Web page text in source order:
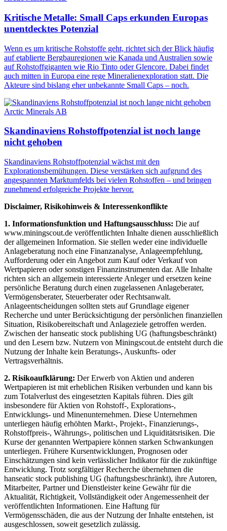
Kritische Metalle: Small Caps erkunden Europas
unentdecktes Potenzial
Wenn es um kritische Rohstoffe geht, richtet sich der Blick häufig
auf etablierte Bergbauregionen wie Kanada und Australien sowie
auf Rohstoffgiganten wie Rio Tinto oder Glencore. Dabei findet
auch mitten in Europa eine rege Mineralienexploration statt. Die
Akteure sind bislang eher unbekannte Small Caps – noch.
Arctic Minerals AB
Skandinaviens Rohstoffpotenzial ist noch lange
nicht gehoben
Skandinaviens Rohstoffpotenzial wächst mit den
Explorationsbemühungen. Diese verstärken sich aufgrund des
angespannten Marktumfelds bei vielen Rohstoffen – und bringen
zunehmend erfolgreiche Projekte hervor.
Disclaimer, Risikohinweis & Interessenkonflikte
1. Informationsfunktion und Haftungsausschluss: Die auf
www.miningscout.de veröffentlichten Inhalte dienen ausschließlich
der allgemeinen Information. Sie stellen weder eine individuelle
Anlageberatung noch eine Finanzanalyse, Anlageempfehlung,
Aufforderung oder ein Angebot zum Kauf oder Verkauf von
Wertpapieren oder sonstigen Finanzinstrumenten dar. Alle Inhalte
richten sich an allgemein interessierte Anleger und ersetzen keine
persönliche Beratung durch einen zugelassenen Anlageberater,
Vermögensberater, Steuerberater oder Rechtsanwalt.
Anlageentscheidungen sollten stets auf Grundlage eigener
Recherche und unter Berücksichtigung der persönlichen finanziellen
Situation, Risikobereitschaft und Anlageziele getroffen werden.
Zwischen der hanseatic stock publishing UG (haftungsbeschränkt)
und den Lesern bzw. Nutzern von Miningscout.de entsteht durch die
Nutzung der Inhalte kein Beratungs-, Auskunfts- oder
Vertragsverhältnis.
2. Risikoaufklärung: Der Erwerb von Aktien und anderen
Wertpapieren ist mit erheblichen Risiken verbunden und kann bis
zum Totalverlust des eingesetzten Kapitals führen. Dies gilt
insbesondere für Aktien von Rohstoff-, Explorations-,
Entwicklungs- und Minenunternehmen. Diese Unternehmen
unterliegen häufig erhöhten Markt-, Projekt-, Finanzierungs-,
Rohstoffpreis-, Währungs-, politischen und Liquiditätsrisiken. Die
Kurse der genannten Wertpapiere können starken Schwankungen
unterliegen. Frühere Kursentwicklungen, Prognosen oder
Einschätzungen sind kein verlässlicher Indikator für die zukünftige
Entwicklung. Trotz sorgfältiger Recherche übernehmen die
hanseatic stock publishing UG (haftungsbeschränkt), ihre Autoren,
Mitarbeiter, Partner und Dienstleister keine Gewähr für die
Aktualität, Richtigkeit, Vollständigkeit oder Angemessenheit der
veröffentlichten Informationen. Eine Haftung für
Vermögensschäden, die aus der Nutzung der Inhalte entstehen, ist
ausgeschlossen, soweit gesetzlich zulässig.